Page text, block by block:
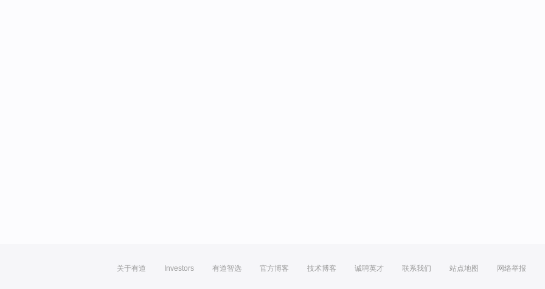
关于有道 Investors 有道智选 官方博客 技术博客 诚聘英才 联系我们 站点地图 网络举报